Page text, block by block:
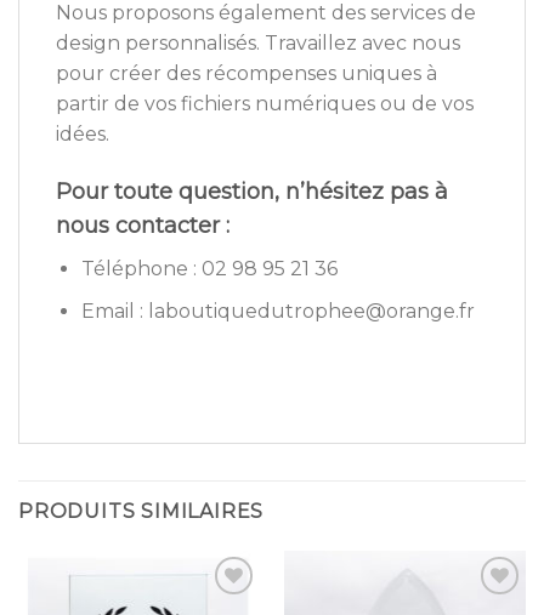
Nous proposons également des services de
design personnalisés. Travaillez avec nous
pour créer des récompenses uniques à
partir de vos fichiers numériques ou de vos
idées.
Pour toute question, n’hésitez pas à
nous contacter :
Téléphone : 02 98 95 21 36
Email : laboutiquedutrophee@orange.fr
PRODUITS SIMILAIRES